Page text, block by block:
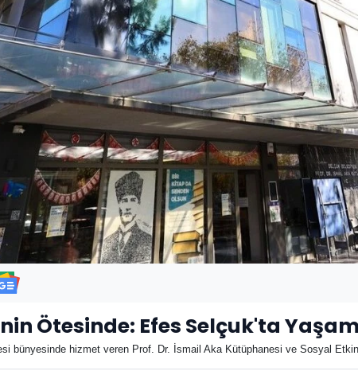
Ötesinde: Efes Selçuk'ta
bünyesinde hizmet veren Prof. Dr. İsmail Aka Kütüphanesi ve Sosyal